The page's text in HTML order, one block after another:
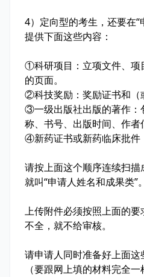
4）定向型的考生，还要在“
提供下面这些内容：
①科研项目：立项文件、项
的页面。
②科技奖励：奖励证书和（
③一级出版社出版的著作：
称、书号、出版时间、作者
④新药证书或新药临床批件
请按上面这个顺序连续扫描
就叫“申请人姓名和成果类”。
上传附件必须按照上面的
不全，就不给审核。
请申请人同时准备好上面
（要跟网上填的材料完全